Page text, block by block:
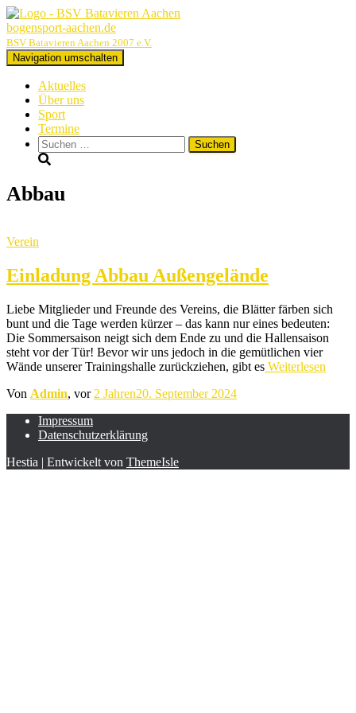
bogensport-aachen.de
BSV Batavieren Aachen 2007 e.V.
Navigation umschalten
Aktuelles
Über uns
Sport
Termine
Suchen
nach:
Abbau
Verein
Einladung Abbau Außengelände
Liebe Mitglieder und Freunde des Vereins, die Blätter färben sich
bunt und die Tage werden kürzer – das kann nur eines bedeuten:
Die Sommersaison neigt sich dem Ende zu und die Hallensaison
steht vor der Tür! Bevor wir uns jedoch in die gemütlichen vier
Wände unserer Trainingshalle zurückziehen, gibt es Weiterlesen
Von Admin, vor 2 Jahren20. September 2024
Impressum
Datenschutzerklärung
Hestia | Entwickelt von ThemeIsle